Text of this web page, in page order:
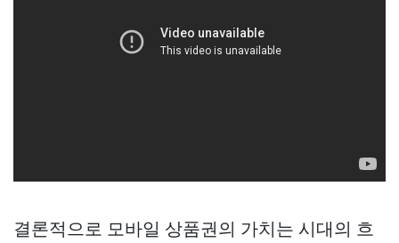
결론적으로 모바일 상품권의 가치는 시대의 흐